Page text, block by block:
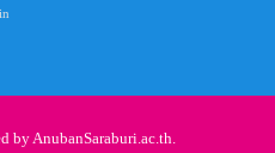
byAnubanSaraburi.ac.th.